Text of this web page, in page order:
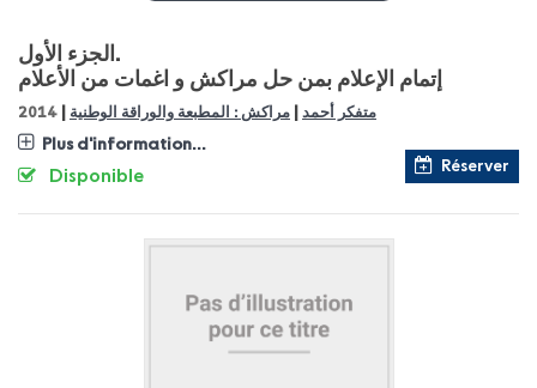
الجزء الأول.
إتمام الإعلام بمن حل مراكش و اغمات من الأعلام
متفكر أحمد مراكش : المطبعة والوراقة الوطنية 2014
Plus d'information...
Réserver
Disponible